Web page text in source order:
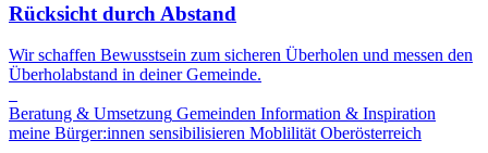
Rücksicht durch Abstand
Wir schaffen Bewusstsein zum sicheren Überholen und messen den
Überholabstand in deiner Gemeinde.
Beratung & Umsetzung Gemeinden Information & Inspiration
meine Bürger:innen sensibilisieren Moblilität Oberösterreich